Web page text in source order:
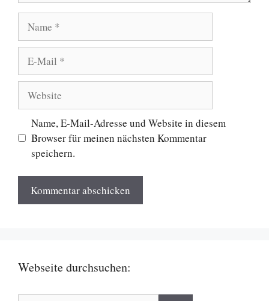
Mail
Name, E-Mail-Adresse und Website in diesem
Browser für meinen nächsten Kommentar
speichern.
Webseite durchsuchen: